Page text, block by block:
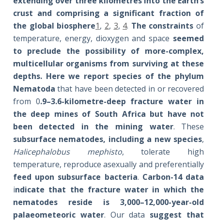
crust and comprising a significant fraction of
the global biosphere1, 2, 3, 4. The constraints of
temperature, energy, dioxygen and space seemed
to preclude the possibility of more-complex,
multicellular organisms from surviving at these
depths. Here we report species of the phylum
Nematoda that have been detected in or recovered
from 0.9–3.6-kilometre-deep fracture water in
the deep mines of South Africa but have not
been detected in the mining water. These
subsurface nematodes, including a new species,
Halicephalobus mephisto, tolerate high
temperature, reproduce asexually and preferentially
feed upon subsurface bacteria. Carbon-14 data
indicate that the fracture water in which the
nematodes reside is 3,000–12,000-year-old
palaeometeoric water. Our data suggest that